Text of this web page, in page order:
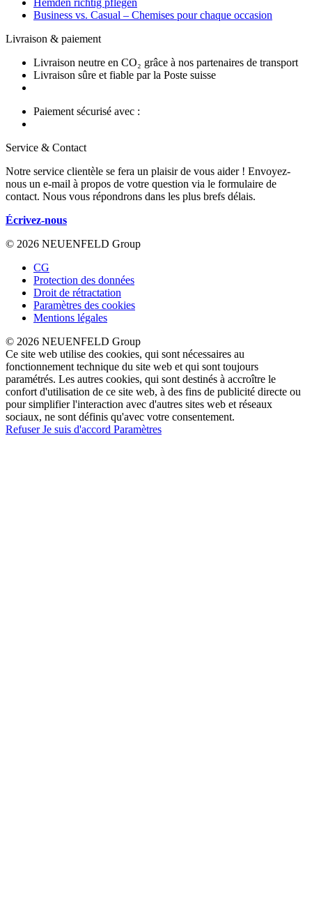
Business vs. Casual – Chemises pour chaque occasion
Livraison & paiement
Livraison neutre en CO₂ grâce à nos partenaires de transport
Livraison sûre et fiable par la Poste suisse
Paiement sécurisé avec :
Service & Contact
Notre service clientèle se fera un plaisir de vous aider ! Envoyez-
nous un e-mail à propos de votre question via le formulaire de
contact. Nous vous répondrons dans les plus brefs délais.
Écrivez-nous
© 2026 NEUENFELD Group
CG
Protection des données
Droit de rétractation
Paramètres des cookies
Mentions légales
© 2026 NEUENFELD Group
Ce site web utilise des cookies, qui sont nécessaires au
fonctionnement technique du site web et qui sont toujours
paramétrés. Les autres cookies, qui sont destinés à accroître le
confort d'utilisation de ce site web, à des fins de publicité directe ou
pour simplifier l'interaction avec d'autres sites web et réseaux
sociaux, ne sont définis qu'avec votre consentement.
RefuserJe suis d'accord Paramètres